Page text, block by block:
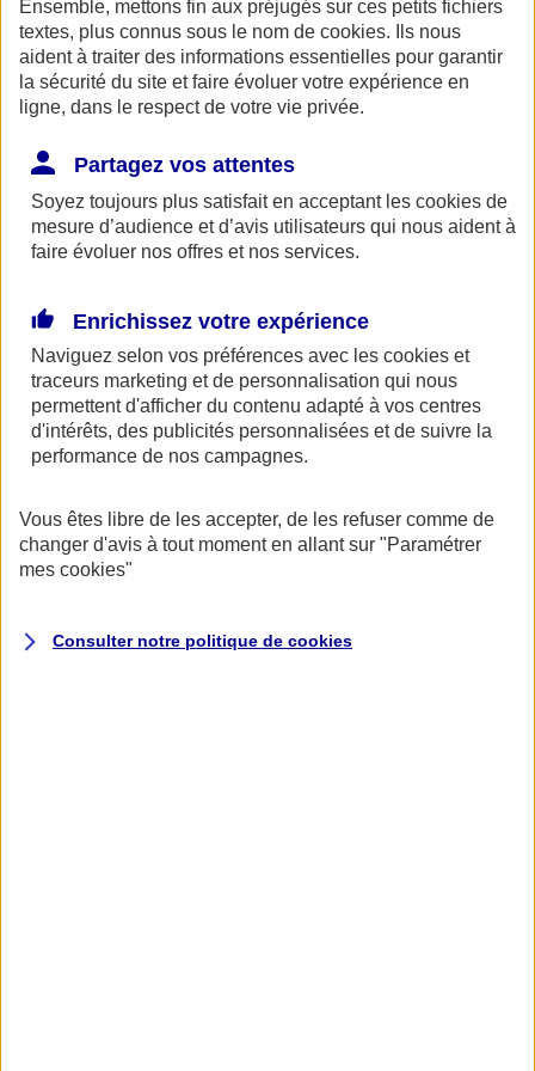
AXA Entraide met à votre disposition, ainsi qu'à celle de vos
proches une ligne de soutien psychologique. Ce service gratuit est
accessible 24h/24 au 0800 77 88 95.
Espace Client
Fermer le bandeau d'alerte
Ensemble, mettons fin aux préjugés sur ces petits fichiers
textes, plus connus sous le nom de cookies. Ils nous
aident à traiter des informations essentielles pour garantir
la sécurité du site et faire évoluer votre expérience en
ligne, dans le respect de votre vie privée.
Partagez vos attentes
Soyez toujours plus satisfait en acceptant les cookies de
mesure d’audience et d’avis utilisateurs qui nous aident à
faire évoluer nos offres et nos services.
Enrichissez votre expérience
Naviguez selon vos préférences avec les cookies et
traceurs marketing et de personnalisation qui nous
permettent d'afficher du contenu adapté à vos centres
d'intérêts, des publicités personnalisées et de suivre la
performance de nos campagnes.
Vous êtes libre de les accepter, de les refuser comme de
changer d'avis à tout moment en allant sur "Paramétrer
mes cookies"
Consulter notre politique de cookies